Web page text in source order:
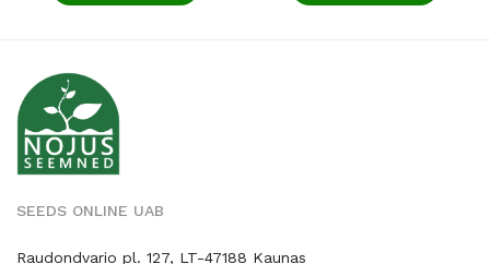
SEEDS ONLINE UAB
Raudondvario pl. 127, LT-47188 Kaunas